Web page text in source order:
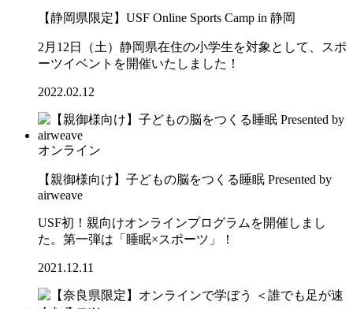
【静岡県限定】USF Online Sports Camp in 静岡
2月12日（土）静岡県在住の小学生を対象として、スポ
ーツイベントを開催いたしました！
2022.02.12
オンライン
【親御様向け】子どもの脳をつくる睡眠 Presented by
airweave
USF初！親向けオンラインプログラムを開催しまし
た。第一弾は「睡眠×スポーツ」！
2021.12.11